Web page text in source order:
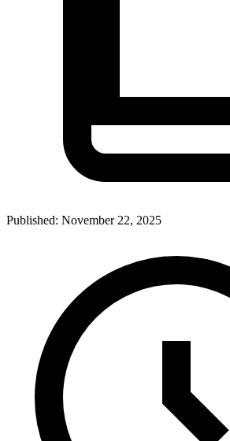
Published: November 22, 2025